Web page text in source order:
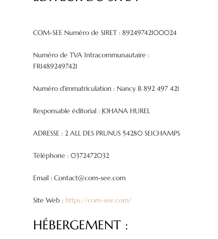
COM-SEE Numéro de SIRET : 89249742100024
Numéro de TVA Intracommunautaire :
FR14892497421
Numéro d’immatriculation : Nancy B 892 497 421
Responsable éditorial : JOHANA HUREL
ADRESSE : 2 ALL DES PRUNUS 54280 SEICHAMPS
Téléphone : 0372472032
Email : Contact@com-see.com
Site Web : https://com-see.com/
HÉBERGEMENT :